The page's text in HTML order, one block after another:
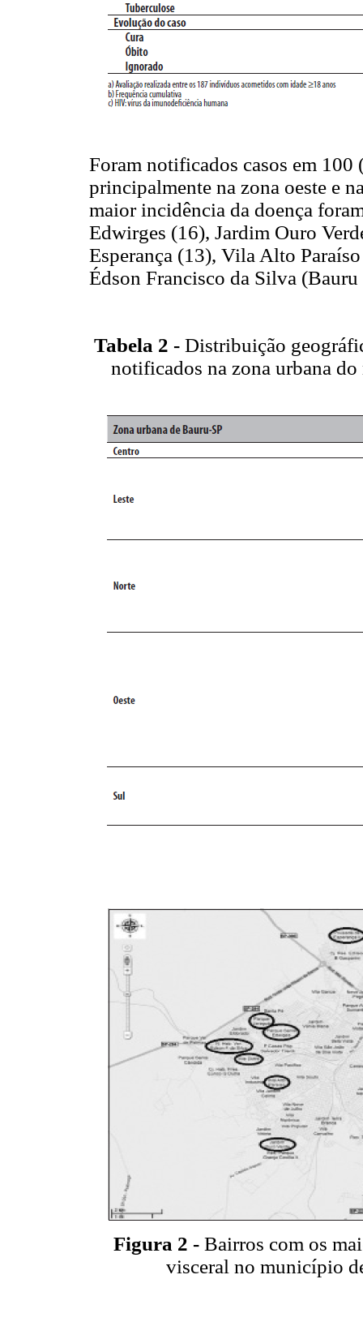
Foram notificados casos em 100
principalmente na zona oeste e
maior incidência da doença
Edwirges (16), Jardim Ouro
Esperança (13), Vila Alto
Édson Francisco da Silva
Tabela 2 -Distribuição
notificados na zona urbana
Figura 2 -Bairros com os
visceral no município